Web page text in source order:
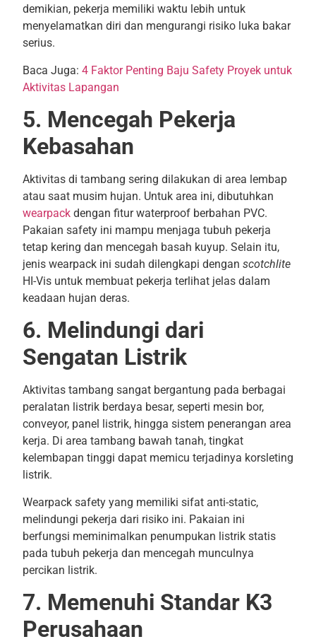
demikian, pekerja memiliki waktu lebih untuk
menyelamatkan diri dan mengurangi risiko luka bakar
serius.
Baca Juga: 4 Faktor Penting Baju Safety Proyek untuk
Aktivitas Lapangan
5. Mencegah Pekerja
Kebasahan
Aktivitas di tambang sering dilakukan di area lembap
atau saat musim hujan. Untuk area ini, dibutuhkan
wearpackdengan fitur waterproof berbahan PVC.
Pakaian safety ini mampu menjaga tubuh pekerja
tetap kering dan mencegah basah kuyup. Selain itu,
jenis wearpack ini sudah dilengkapi dengan scotchlite
HI-Vis untuk membuat pekerja terlihat jelas dalam
keadaan hujan deras.
6. Melindungi dari
Sengatan Listrik
Aktivitas tambang sangat bergantung pada berbagai
peralatan listrik berdaya besar, seperti mesin bor,
conveyor, panel listrik, hingga sistem penerangan area
kerja. Di area tambang bawah tanah, tingkat
kelembapan tinggi dapat memicu terjadinya korsleting
listrik.
Wearpack safety yang memiliki sifat anti-static,
melindungi pekerja dari risiko ini. Pakaian ini
berfungsi meminimalkan penumpukan listrik statis
pada tubuh pekerja dan mencegah munculnya
percikan listrik.
7. Memenuhi Standar K3
Perusahaan